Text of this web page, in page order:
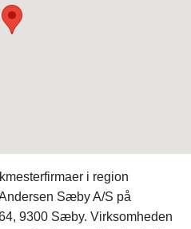
i region
Sæby A/S på
9300 Sæby. Virksomheden